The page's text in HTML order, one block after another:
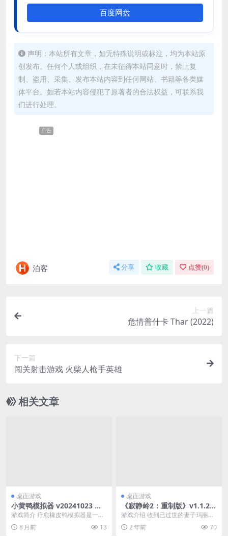
百度网盘
声明：本站所有文章，如无特殊说明或标注，均为本站原
创发布。任何个人或组织，在未征得本站同意时，禁止复
制、盗用、采集、发布本站内容到任何网站、书籍等各类媒
体平台。如若本站内容侵犯了原著者的合法权益，可联系我
们进行处理。
广告
泊客 分享 收藏 点赞(0)
上一篇
危情普什卡 Thar (2022)
下一篇
闯关射击游戏 火柴人枪手英雄
相关文章
桌面游戏
小黄鸭模拟器 v20241023 全D
LC（Placid Plastic Duck Si
mulator）免安装中文版【1.2
GB】
游戏简介 疗愈橡皮鸭模拟器是一款
放松的3D游戏，您可以体验成为一
只橡皮鸭的生活，...
8 月前 13
桌面游戏
《寂静岭2：重制版》v1.1.23
6.114中文版
游戏介绍 收到已过世的妻子玛丽寄
来的信，詹姆斯借机来到充满回忆
的城镇「寂静岭」。...
2 年前 70